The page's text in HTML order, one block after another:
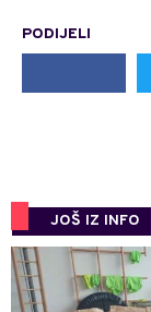
PODIJELI
JOŠ IZ INFO